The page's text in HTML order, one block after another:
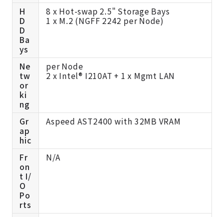
H
D
D
Ba
ys
8 x Hot-swap 2.5" Storage Bays
1 x M.2 (NGFF 2242 per Node)
Ne
tw
or
ki
ng
per Node
2 x Intel® I210AT + 1 x Mgmt LAN
Gr
ap
hic
Aspeed AST2400 with 32MB VRAM
Fr
on
t I/
O
Po
rts
N/A